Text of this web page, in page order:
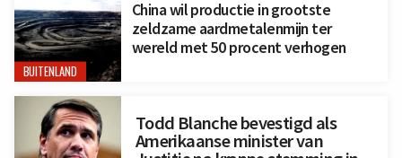
BUITENLAND
China wil productie in grootste
zeldzame aardmetalenmijn ter
wereld met 50 procent verhogen
Todd Blanche bevestigd als
Amerikaanse minister van